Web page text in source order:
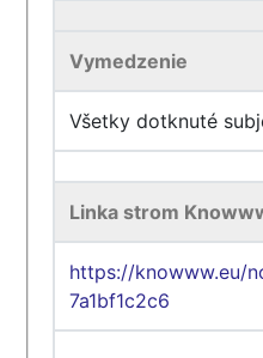
Vymedzenie
Všetky dotknuté
Linka strom
https://knowww.eu/
7a1bf1c2c6